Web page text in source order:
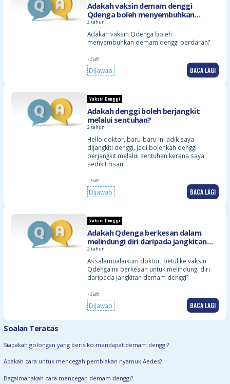
Adakah vaksin demam denggi
Qdenga boleh menyembuhkan
denggi berdarah atau tidak?
2 tahun
Adakah vaksin Qdenga boleh
menyembuhkan demam denggi berdarah?
- Sulit
Dijawab BACA LAGI
Vaksin Denggi
Adakah denggi boleh berjangkit
melalui sentuhan?
2 tahun
Hello doktor, baru-baru ini adik saya
dijangkiti denggi, jadi bolehkah denggi
berjangkit melalui sentuhan kerana saya
sedikit risau.
- Sulit
Dijawab BACA LAGI
Vaksin Denggi
Adakah Qdenga berkesan dalam
melindungi diri daripada jangkitan
denggi?
2 tahun
Assalamualaikum doktor, betul ke vaksin
Qdenga ini berkesan untuk melindungi diri
daripada jangkitan demam denggi?
- Sulit
Dijawab BACA LAGI
Soalan Teratas
Siapakah golongan yang berisiko mendapat demam denggi?
Apakah cara untuk mencegah pembiakan nyamuk Aedes?
Bagaimanakah cara mencegah demam denggi?